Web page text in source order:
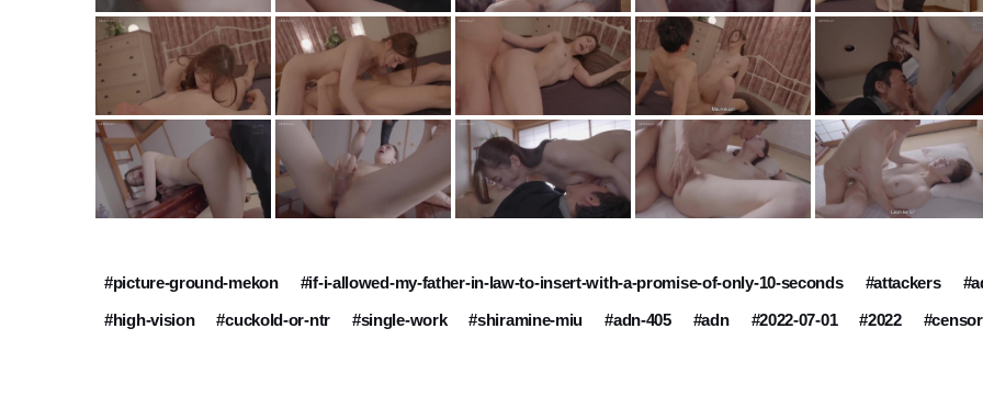
#picture-ground-mekon #if-i-allowed-my-father-in-law-to-insert-with-a-promise-of-only-10-seconds #attackers
#high-vision
#cuckold-or-ntr #single-work #shiramine-miu #adn-405 #adn #2022-07-01 #2022